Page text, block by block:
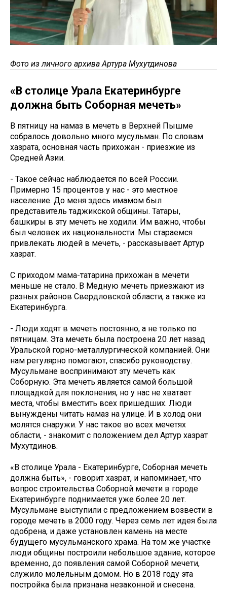
Фото из личного архива Артура Мухутдинова
«В столице Урала Екатеринбурге
должна быть Соборная мечеть»
В пятницу на намаз в мечеть в Верхней Пышме
собралось довольно много мусульман. По словам
хазрата, основная часть прихожан - приезжие из
Средней Азии.
- Такое сейчас наблюдается по всей России.
Примерно 15 процентов у нас - это местное
население. До меня здесь имамом был
представитель таджикской общины. Татары,
башкиры в эту мечеть не ходили. Им важно, чтобы
был человек их национальности. Мы стараемся
привлекать людей в мечеть, - рассказывает Артур
хазрат.
С приходом мама-татарина прихожан в мечети
меньше не стало. В Медную мечеть приезжают из
разных районов Свердловской области, а также из
Екатеринбурга.
- Люди ходят в мечеть постоянно, а не только по
пятницам. Эта мечеть была построена 20 лет назад
Уральской горно-металлургической компанией. Они
нам регулярно помогают, спасибо руководству.
Мусульмане воспринимают эту мечеть как
Соборную. Эта мечеть является самой большой
площадкой для поклонения, но у нас не хватает
места, чтобы вместить всех пришедших. Люди
вынуждены читать намаз на улице. И в холод они
молятся снаружи. У нас такое во всех мечетях
области, - знакомит с положением дел Артур хазрат
Мухутдинов.
«В столице Урала - Екатеринбурге, Соборная мечеть
должна быть», - говорит хазрат, и напоминает, что
вопрос строительства Соборной мечети в городе
Екатеринбурге поднимается уже более 20 лет.
Мусульмане выступили с предложением возвести в
городе мечеть в 2000 году. Через семь лет идея была
одобрена, и даже установлен камень на месте
будущего мусульманского храма. На том же участке
люди общины построили небольшое здание, которое
временно, до появления самой Соборной мечети,
служило молельным домом. Но в 2018 году эта
постройка была признана незаконной и снесена.